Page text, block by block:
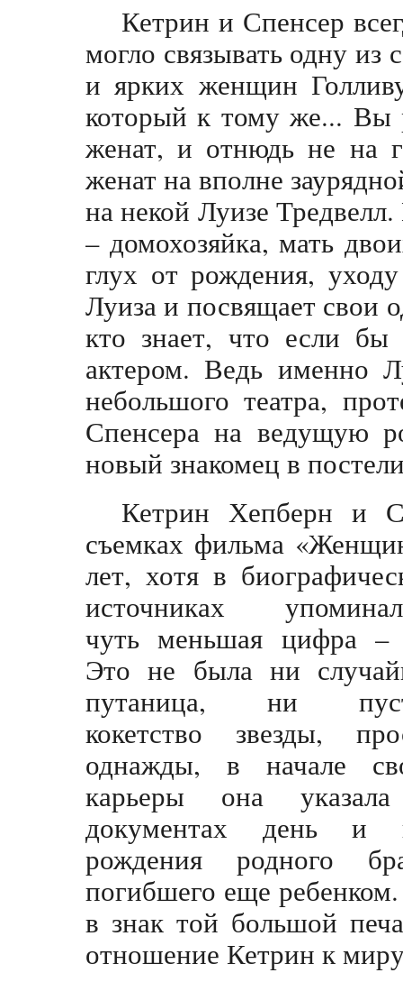
Кетрин и Спенсер
могло связывать одну
и ярких женщин
который к тому же... Вы
женат, и отнюдь не на
женат на вполне
на некой Луизе
– домохозяйка, мать
глух от рождения,
Луиза и посвящает свои
кто знает, что если
актером. Ведь именно
небольшого театра,
Спенсера на ведущую
новый знакомец в
Кетрин Хепберн и
съемках фильма
лет, хотя в
источниках
чуть меньшая цифра –
Это не была ни
путаница, ни
кокетство звезды,
однажды, в начале
карьеры она
документах день и
рождения родного
погибшего еще
в знак той большой
отношение Кетрин к